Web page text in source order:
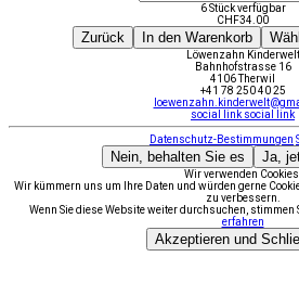
6 Stück verfügbar
CHF34.00
Zurück In den Warenkorb
Löwenzahn Kinderwelt
Bahnhofstrasse 16
4106 Therwil
+41 78 250 40 25
social link social link
Datenschutz-Bestimmungen
Nein, behalten Sie es Ja,
Wir verwenden Cookies.
Wir kümmern uns um Ihre Daten und würden gerne
zu verbessern.
Wenn Sie diese Website weiter durchsuchen, stimmen
erfahren
Akzeptieren und